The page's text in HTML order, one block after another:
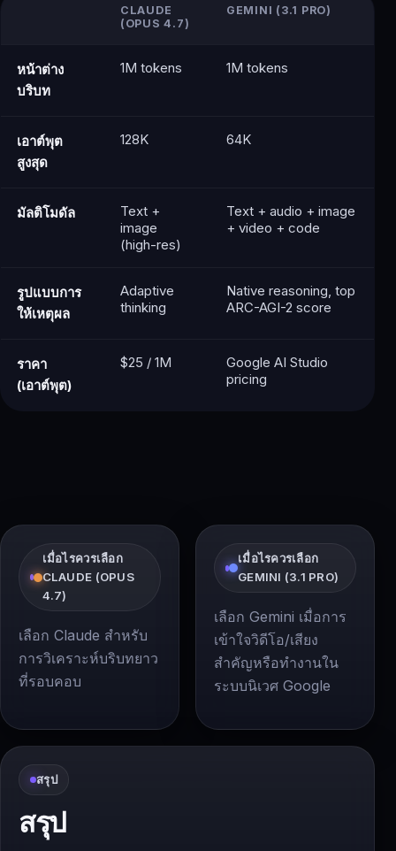
CLAUDE
(OPUS 4.7)
GEMINI (3.1 PRO)
หน้าต่าง
บริบท
1M tokens 1M tokens
เอาต์พุต
สูงสุด
128K 64K
มัลติโมดัล
Text +
image
(high-res)
Text + audio + image
+ video + code
รูปแบบการ
ให้เหตุผล
Adaptive
thinking
Native reasoning, top
ARC-AGI-2 score
ราคา
(เอาต์พุต)
$25 / 1M
Google AI Studio
pricing
เมื่อไรควรเลือก
CLAUDE (OPUS
4.7)
เลือก Claude สำหรับ
การวิเคราะห์บริบทยาว
ที่รอบคอบ
เมื่อไรควรเลือก
GEMINI (3.1 PRO)
เลือก Gemini เมื่อการ
เข้าใจวิดีโอ/เสียง
สำคัญหรือทำงานใน
ระบบนิเวศ Google
สรุป
สรุป